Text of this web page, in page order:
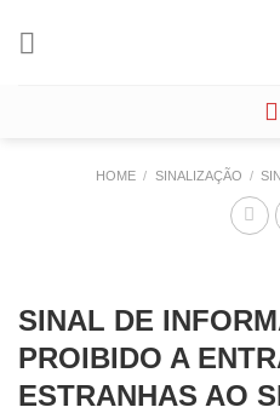
HOME / SINALIZAÇÃO /
SINAL DE
PROIBIDO A
ESTRANHAS AO